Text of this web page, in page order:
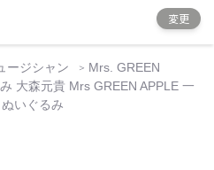
変更
ージシャン
Mrs. GREEN
大森元貴 Mrs GREEN APPLE 一
いぐるみ